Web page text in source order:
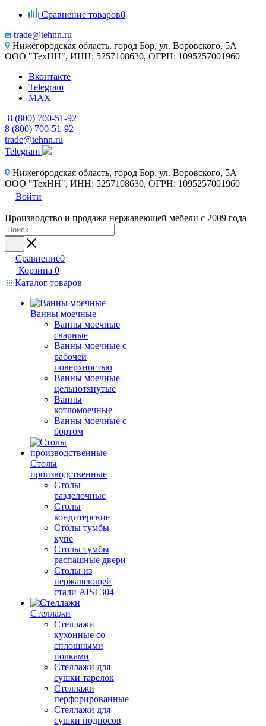
Сравнение товаров0
trade@tehnn.ru
Нижегородская область, город Бор, ул. Воровского, 5А
ООО "ТехНН", ИНН: 5257108630, ОГРН: 1095257001960
Вконтакте
Telegram
MAX
8 (800) 700-51-92
8 (800) 700-51-92
trade@tehnn.ru
Telegram
Нижегородская область, город Бор, ул. Воровского, 5А
ООО "ТехНН", ИНН: 5257108630, ОГРН: 1095257001960
Войти
Производство и продажа нержавеющей мебели с 2009 года
Сравнение0
Корзина 0
Каталог товаров
Ванны моечные
Ванны моечные
сварные
Ванны моечные с
рабочей
поверхностью
Ванны моечные
цельнотянутые
Ванны
котломоечные
Ванны моечные с
бортом
Столы
производственные
Столы
разделочные
Столы
кондитерские
Столы тумбы
купе
Столы тумбы
распашные двери
Столы из
нержавеющей
стали AISI 304
Стеллажи
Стеллажи
кухонные со
сплошными
полками
Стеллажи для
сушки тарелок
Стеллажи
перфорированные
Стеллажи для
сушки подносов